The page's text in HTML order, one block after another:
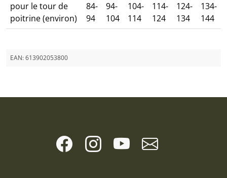
pour le tour de
poitrine (environ)
84-
94
94-
104
104-
114
114-
124
124-
134
134-
144
EAN:613902053800